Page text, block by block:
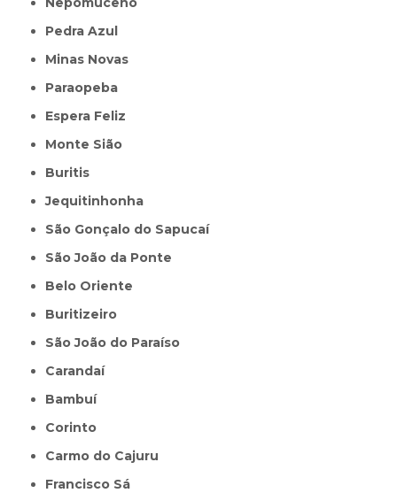
Pedra Azul
Minas Novas
Paraopeba
Espera Feliz
Monte Sião
Buritis
Jequitinhonha
São Gonçalo do Sapucaí
São João da Ponte
Belo Oriente
Buritizeiro
São João do Paraíso
Carandaí
Bambuí
Corinto
Carmo do Cajuru
Francisco Sá